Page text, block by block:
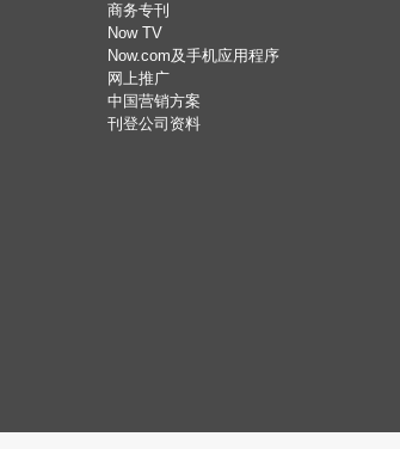
商务专刊
Now TV
Now.com及手机应用程序
网上推广
中国营销方案
刊登公司资料